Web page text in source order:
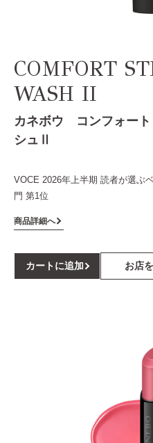
COMFORT
WASH II
カネボウ コンフォー
シュⅡ
VOCE 2026年上半期 読者が選ぶ
門 第1位
商品詳細へ
カートに追加 お店